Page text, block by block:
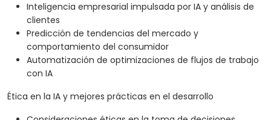
Inteligencia empresarial impulsada por IA y análisis de
clientes
Predicción de tendencias del mercado y
comportamiento del consumidor
Automatización de optimizaciones de flujos de trabajo
con IA
Ética en la IA y mejores prácticas en el desarrollo